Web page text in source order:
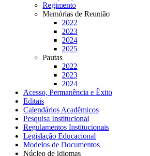
Regimento
Memórias de Reunião
2022
2023
2024
2025
Pautas
2022
2023
2024
Acesso, Permanência e Êxito
Editais
Calendários Acadêmicos
Pesquisa Institucional
Regulamentos Institucionais
Legislação Educacional
Modelos de Documentos
Núcleo de Idiomas